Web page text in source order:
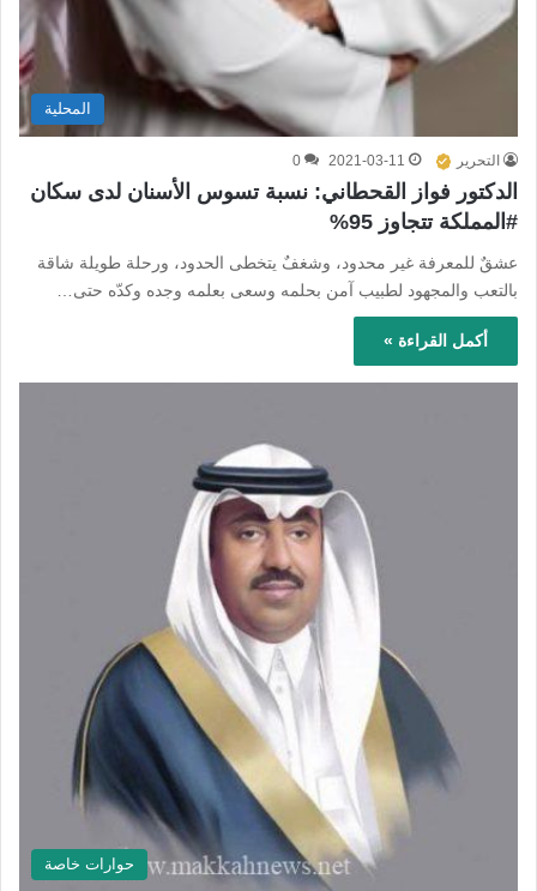
المحلية
التحرير 2021-03-11
0
الدكتور فواز القحطاني: نسبة تسوس الأسنان لدى سكان
#المملكة تتجاوز 95%
عشقٌ للمعرفة غير محدود، وشغفٌ يتخطى الحدود، ورحلة طويلة شاقة
بالتعب والمجهود لطبيب آمن بحلمه وسعى بعلمه وجده وكدّه حتى…
أكمل القراءة »
حوارات خاصة